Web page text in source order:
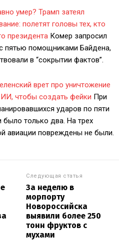
умер? Трамп затеял
полетят головы тех, кто
президента Комер запросил
пятью помощниками Байдена,
в “сокрытии фактов”.
врет про уничтожение
чтобы создать фейки При
ударов по пяти
только два. На трех
авиации повреждены не были.
Следующая статья
За неделю в
морпорту
Новороссийска
выявили более 250
тонн фруктов с
мухами